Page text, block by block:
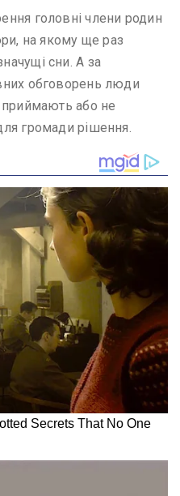
головні члени родин
на якому ще раз
сни. А за
обговорень люди
або не
громади рішення.